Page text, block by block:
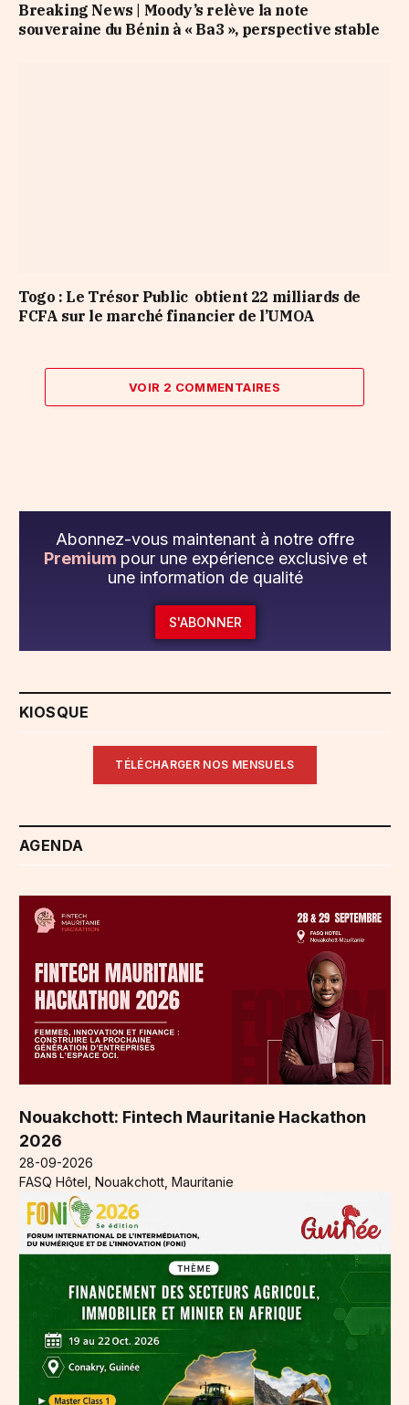
Breaking News | Moody’s relève la note
souveraine du Bénin à « Ba3 », perspective stable
Togo : Le Trésor Public obtient 22 milliards de
FCFA sur le marché financier de l’UMOA
VOIR 2 COMMENTAIRES
Abonnez-vous maintenant à notre offre
Premium pour une expérience exclusive et
une information de qualité
S'ABONNER
KIOSQUE
TÉLÉCHARGER NOS MENSUELS
AGENDA
Nouakchott: Fintech Mauritanie Hackathon
2026
28-09-2026
FASQ Hôtel, Nouakchott, Mauritanie